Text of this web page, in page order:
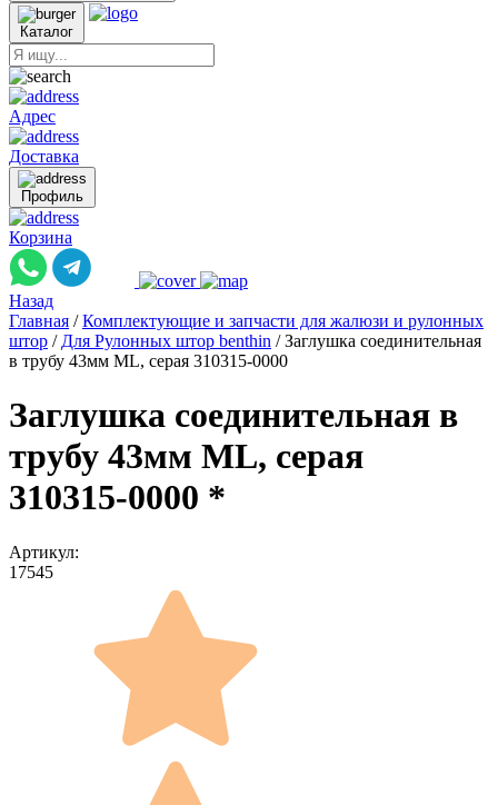
Каталог
Адрес
Доставка
Профиль
Корзина
Назад
Главная / Комплектующие и запчасти для жалюзи и рулонных
штор / Для Рулонных штор benthin / Заглушка соединительная
в трубу 43мм ML, серая 310315-0000
Заглушка соединительная в
трубу 43мм ML, серая
310315-0000 *
Артикул:
17545